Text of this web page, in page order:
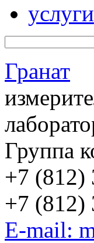
услуги
Гранат
Группа
+7 (812)
+7 (812)
E-mail: